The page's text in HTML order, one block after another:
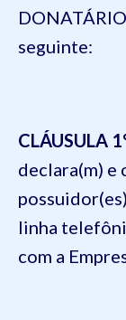
seguinte:
CLÁUSULA
declara(m) e
linha
com a